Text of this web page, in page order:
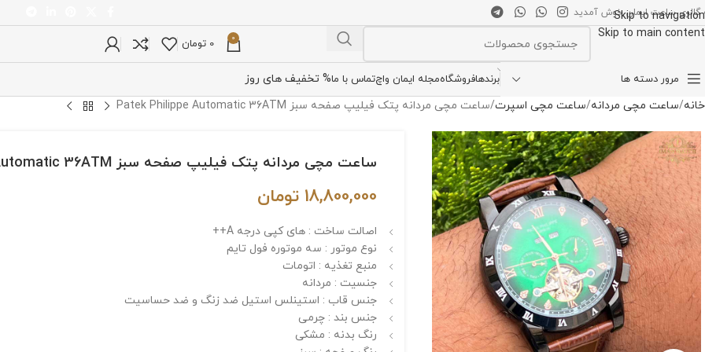
Skip to navigation
Skip to main content
گالری ساعت ایمان خوش آمدید
0
0 تومان
مرور دسته ها برندهافروشگاهمجله ایمان واچتماس با ما% تخفیف های روز
خانه ساعت مچی مردانه ساعت مچی اسپرت ساعت مچی مردانه پتک فیلیپ صفحه سبز Patek Philippe Automatic 36ATM
ساعت مچی مردانه پتک فیلیپ صفحه سبز Patek Philippe Automatic 36ATM
18,800,000 تومان
اصالت ساخت : های کپی درجه A++
نوع موتور : سه موتوره فول تایم
منبع تغذیه : اتومات
جنسیت : مردانه
جنس قاب : استینلس استیل ضد زنگ و ضد حساسیت
جنس بند : چرمی
رنگ بدنه : مشکی